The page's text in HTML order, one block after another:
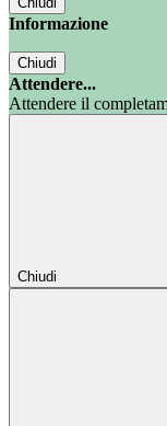
Informazione
Chiudi
Attendere...
Attendere il
Chiudi